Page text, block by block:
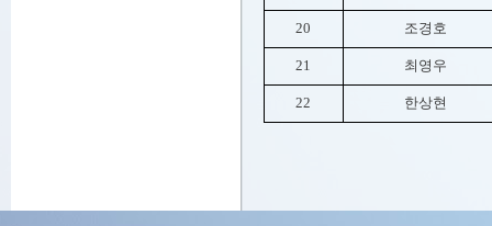
20 조경호
21 최영우
22 한상현